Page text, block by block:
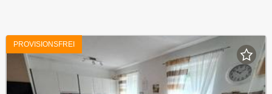
PROVISIONSFREI